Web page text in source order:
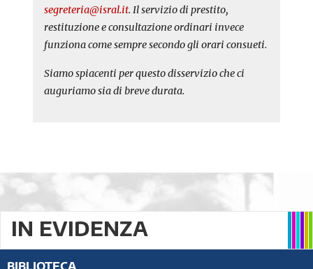
segreteria@isral.it. Il servizio di prestito,
restituzione e consultazione ordinari invece
funziona come sempre secondo gli orari consueti.
Siamo spiacenti per questo disservizio che ci
auguriamo sia di breve durata.
IN EVIDENZA